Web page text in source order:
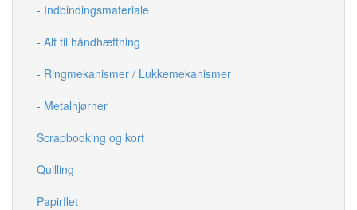
- Indbindingsmateriale
- Alt til håndhæftning
- Ringmekanismer / Lukkemekanismer
- Metalhjørner
Scrapbooking og kort
Quilling
Papirflet